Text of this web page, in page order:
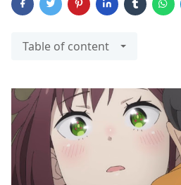
Table of content